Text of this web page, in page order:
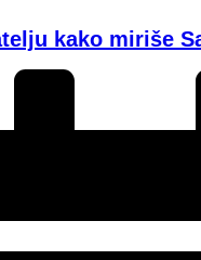
kako miriše